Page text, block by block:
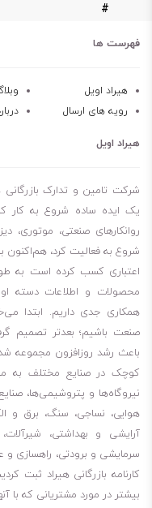
سیالات نیز کاربرد دارد.
روغن هیدرولیک باکیفیت
پایداری شیمیایی بالا
افزایش طول عمر قطعات
طول عمر طولانی روغن
حفاظت از پمپ
بهبود سطح کارایی بالا
فیلتر پذیری عالی
قابلیت جداسازی آب
ویژگی انتشار هوا و ضد کف
کارایی بالای سیستم
1000 لیتری این روغن
موجودی انبار مبنی بر اینکه
با شماره‌هایی که در سایت
#
فهرست ها
هیراد اویل
رویه های ارسال
هیراد اویل
شرکت تامین و تدارک بازرگانی
یک ایده ساده شروع به کار
روانکارهای صنعتی،
شروع به فعالیت کرد، هم‌اکنون
اعتباری کسب کرده است به
محصولات و اطلاعات دسته
همکاری جدی داریم. ابتدا
صنعت باشیم؛ بعدتر تصمیم
کوچک در صنایع مختلف به ما
نیروگاه‌ها و پتروشیمی‌ها،
هوایی، نساجی، سنگ، برق و
آرایشی و بهداشتی،
سرمایشی و برودتی، راهسازی و
کارنامه بازرگانی هیراد ثبت
بیشتر در مورد مشتریانی که با